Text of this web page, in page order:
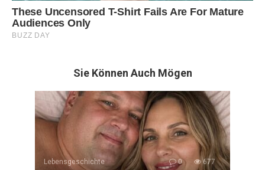
Sie Können Auch Mögen
Lebensgeschichte 0 677